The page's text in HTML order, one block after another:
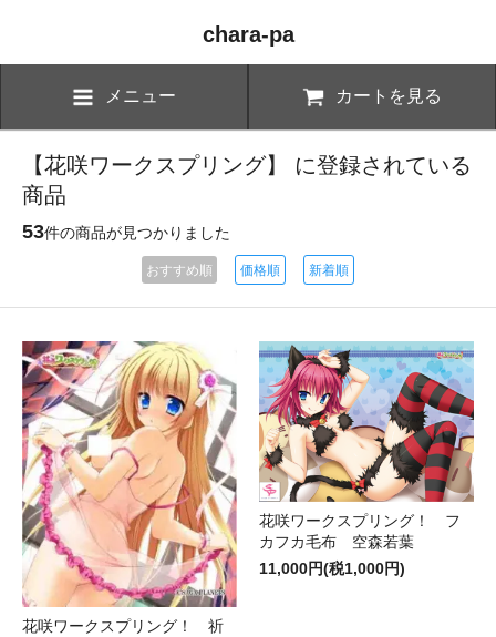
chara-pa
メニュー カートを見る
【花咲ワークスプリング】 に登録されている
商品
53件の商品が見つかりました
おすすめ順 価格順 新着順
花咲ワークスプリング！ 祈
花咲ワークスプリング！ フ
カフカ毛布 空森若葉
11,000円(税1,000円)